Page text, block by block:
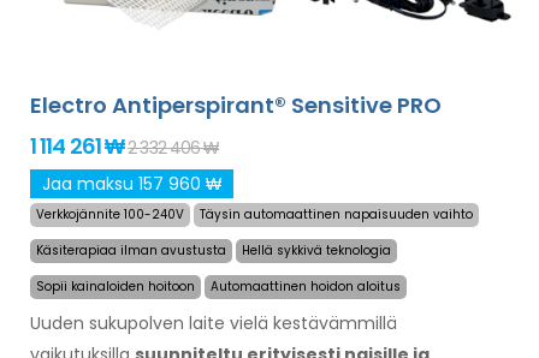
Electro Antiperspirant® Sensitive PRO
1 114 261 ₩2 332 406 ₩
Jaa maksu 157 960 ₩
Verkkojännite 100-240V
Täysin automaattinen napaisuuden vaihto
Käsiterapiaa ilman avustusta
Hellä sykkivä teknologia
Sopii kainaloiden hoitoon
Automaattinen hoidon aloitus
Uuden sukupolven laite vielä kestävämmillä